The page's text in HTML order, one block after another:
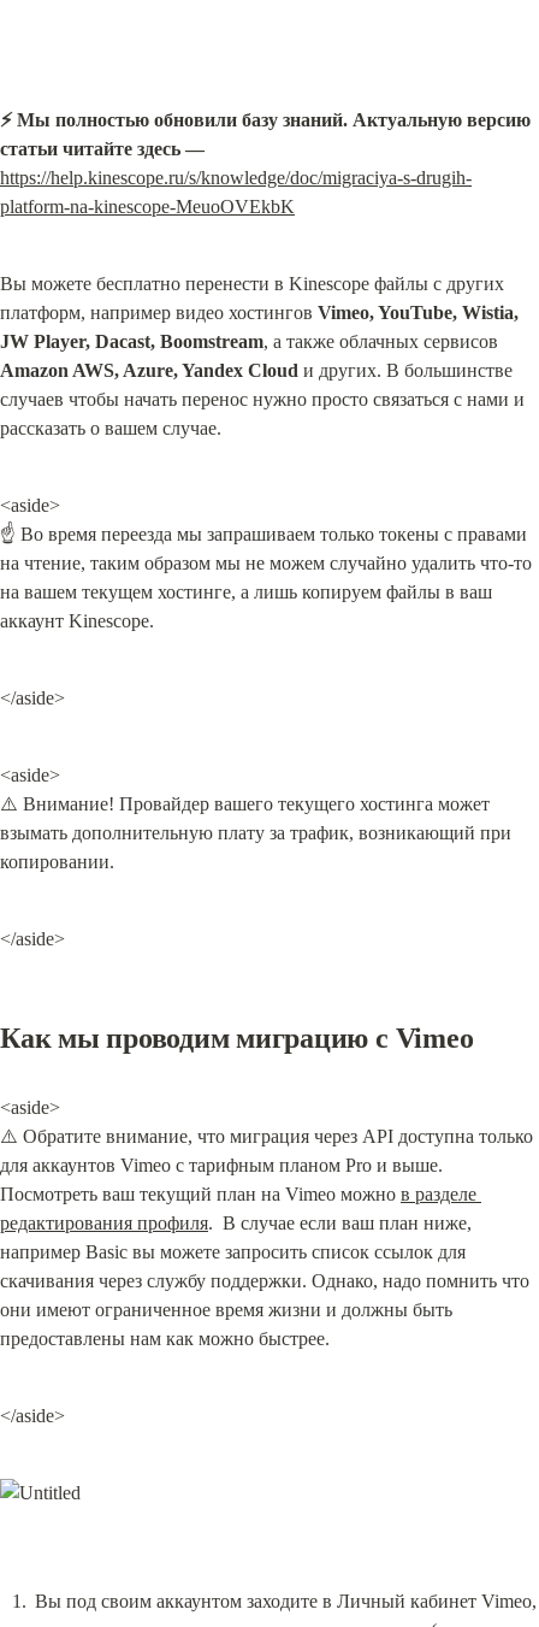
⚡️ Мы полностью обновили базу знаний. Актуальную версию
статьи читайте здесь —
https://help.kinescope.ru/s/knowledge/doc/migraciya-s-drugih-
platform-na-kinescope-MeuoOVEkbK
Вы можете бесплатно перенести в Kinescope файлы с других
платформ, например видео хостингов Vimeo, YouTube, Wistia,
JW Player, Dacast, Boomstream
Amazon AWS, Azure, Yandex Cloud и других. В большинстве
случаев чтобы начать перенос нужно просто связаться с нами и
рассказать о вашем случае.
<aside>
☝ Во время переезда мы запрашиваем только токены с правами
на чтение, таким образом мы не можем случайно удалить что-то
на вашем текущем хостинге, а лишь копируем файлы в ваш
аккаунт Kinescope.
</aside>
<aside>
⚠️ Внимание! Провайдер вашего текущего хостинга может
взымать дополнительную плату за трафик, возникающий при
копировании.
</aside>
Как мы проводим миграцию с Vimeo
<aside>
⚠️ Обратите внимание, что миграция через API доступна только
для аккаунтов Vimeo с тарифным планом Pro и выше.
Посмотреть ваш текущий план на Vimeo можно в разделе
редактирования профиля.  В случае если ваш план ниже,
например Basic вы можете запросить список ссылок для
скачивания через службу поддержки. Однако, надо помнить что
они имеют ограниченное время жизни и должны быть
предоставлены нам как можно быстрее.
</aside>
Вы под своим аккаунтом заходите в Личный кабинет Vimeo,